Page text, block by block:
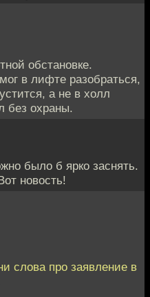
обстановке.
в лифте разобраться,
а не в холл
без охраны.
было б ярко заснять.
новость!
слова про заявление в